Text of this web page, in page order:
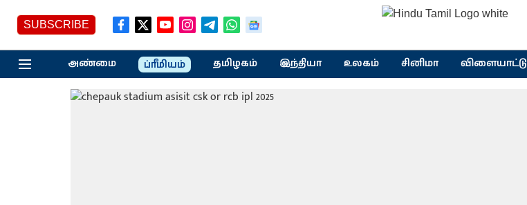
SUBSCRIBE
அண்மை ப்ரீமியம் தமிழகம் இந்தியா உலகம் சினிமா விளையாட்டு